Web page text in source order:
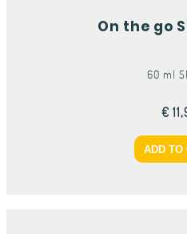
On the go
60 ml
€